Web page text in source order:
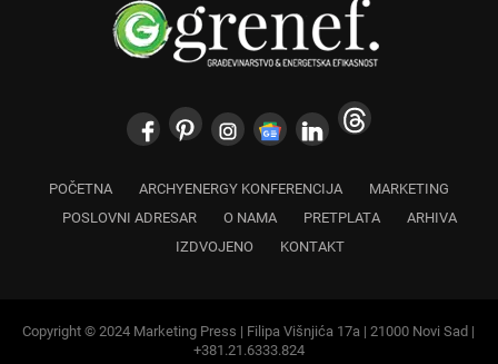
POČETNA ARCHYENERGY KONFERENCIJA
MARKETING
POSLOVNI ADRESAR
O NAMA PRETPLATA
ARHIVA
IZDVOJENO
KONTAKT
Copyright © 2024 Marketing Press | Filipa Višnjića 17a | 21000 Novi Sad |
+381.21.6333.824